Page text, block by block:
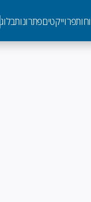
פרוייקטיםפתרונותבלוג